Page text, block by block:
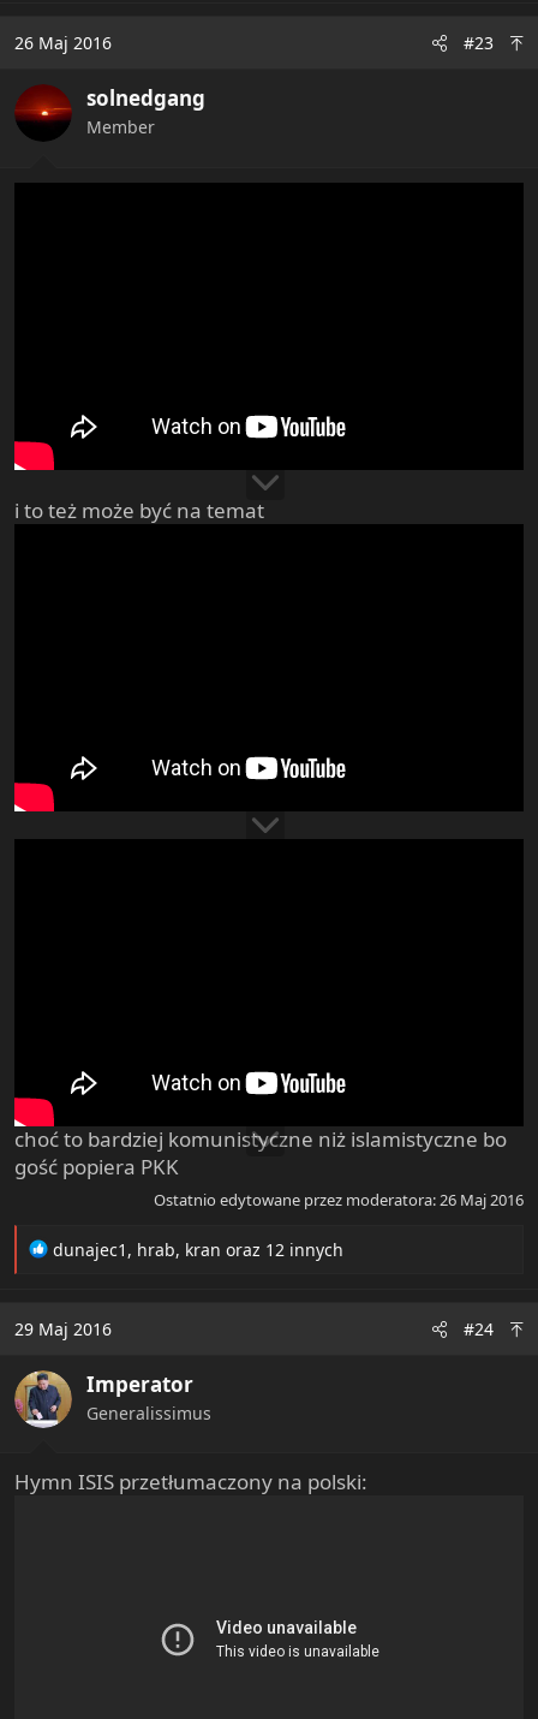
t
o
n
s
26 Maj 2016 #23
solnedgang
Member
i to też może być na temat
choć to bardziej komunistyczne niż islamistyczne bo
gość popiera PKK
Ostatnio edytowane przez moderatora: 26 Maj 2016
R
t
o
n
s
dunajec1 , hrab, kran oraz 12 innych
29 Maj 2016 #24
Imperator
Generalissimus
Hymn ISIS przetłumaczony na polski: